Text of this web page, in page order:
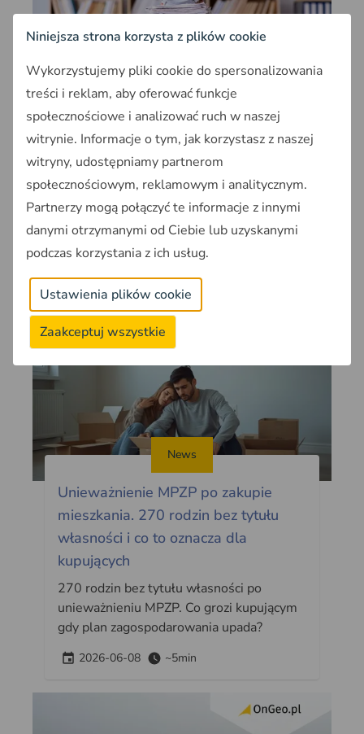
News
Co piąta gmina bez strategii rozwoju.
Do 1 lipca obowiązek, a 457
samorządów nie zaczęło prac
457 gmin w Polsce nie zaczęło prac nad
strategią rozwoju mimo terminu 1 lipca
2026. Co to oznacza dla właścicieli
działek?
2026-05-15 ~4min
News
Unieważnienie MPZP po zakupie
mieszkania. 270 rodzin bez tytułu
własności i co to oznacza dla
kupujących
270 rodzin bez tytułu własności po
unieważnieniu MPZP. Co grozi kupującym
gdy plan zagospodarowania upada?
2026-06-08 ~5min
Niniejsza strona korzysta z plików cookie
Wykorzystujemy pliki cookie do spersonalizowania
treści i reklam, aby oferować funkcje
społecznościowe i analizować ruch w naszej
witrynie. Informacje o tym, jak korzystasz z naszej
witryny, udostępniamy partnerom
społecznościowym, reklamowym i analitycznym.
Partnerzy mogą połączyć te informacje z innymi
danymi otrzymanymi od Ciebie lub uzyskanymi
podczas korzystania z ich usług.
Ustawienia plików cookie
Zaakceptuj wszystkie